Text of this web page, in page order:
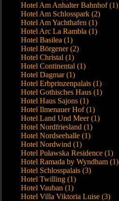
Hotel Am Anhalter Bahnhof (1)
Hotel Am Schlosspark (2)
Hotel Am Yachthafen (1)
Hotel Arc La Rambla (1)
Hotel Basilea (1)
Hotel Börgener (2)
Hotel Christal (1)
Hotel Continental (1)
Hotel Dagmar (1)
Hotel Erbprinzenpalais (1)
Hotel Gothisches Haus (1)
Hotel Haus Sajons (1)
Hotel Ilmenauer Hof (1)
Hotel Land Und Meer (1)
Hotel Nordfriesland (1)
Hotel Nordseehalle (1)
Hotel Nordwind (1)
Hotel Puławska Residence (1)
Hotel Ramada by Wyndham (1)
Hotel Schlosspalais (3)
Hotel Twilling (1)
Hotel Vauban (1)
Hotel Villa Viktoria Luise (3)